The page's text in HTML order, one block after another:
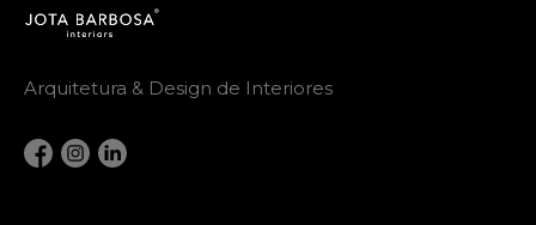
Arquitetura & Design de Interiores